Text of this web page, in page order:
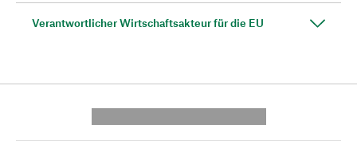
Verantwortlicher Wirtschaftsakteur für die EU